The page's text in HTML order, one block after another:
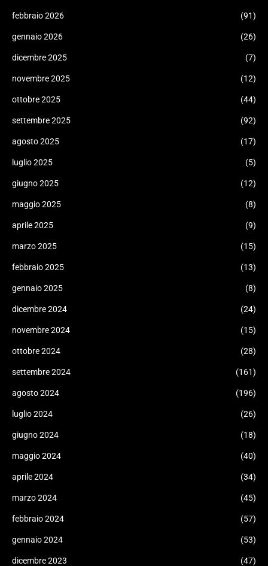
febbraio 2026 (91)
gennaio 2026 (26)
dicembre 2025 (7)
novembre 2025 (12)
ottobre 2025 (44)
settembre 2025 (92)
agosto 2025 (17)
luglio 2025 (5)
giugno 2025 (12)
maggio 2025 (8)
aprile 2025 (9)
marzo 2025 (15)
febbraio 2025 (13)
gennaio 2025 (8)
dicembre 2024 (24)
novembre 2024 (15)
ottobre 2024 (28)
settembre 2024 (161)
agosto 2024 (196)
luglio 2024 (26)
giugno 2024 (18)
maggio 2024 (40)
aprile 2024 (34)
marzo 2024 (45)
febbraio 2024 (57)
gennaio 2024 (53)
dicembre 2023 (47)